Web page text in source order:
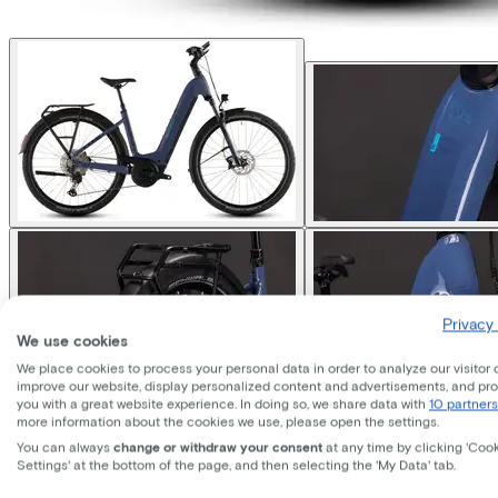
Cube NURIDE HYBRID EXC
We use cookies
We place cookies to process your personal data in order to analyze our visitor
improve our website, display personalized content and advertisements, and
you with a great website experience. In doing so, we share data with 10 partners
more information about the cookies we use, please open the settings.
You can always change or withdraw your consent at any time by clicking
Settings' at the bottom of the page, and then selecting the 'My Data' tab.